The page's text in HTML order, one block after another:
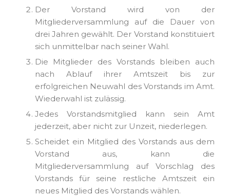
Der Vorstand wird von der
Mitgliederversammlung auf die Dauer von
drei Jahren gewählt. Der Vorstand konstituiert
sich unmittelbar nach seiner Wahl.
Die Mitglieder des Vorstands bleiben auch
nach Ablauf ihrer Amtszeit bis zur
erfolgreichen Neuwahl des Vorstands im Amt.
Wiederwahl ist zulässig.
Jedes Vorstandsmitglied kann sein Amt
jederzeit, aber nicht zur Unzeit, niederlegen.
Scheidet ein Mitglied des Vorstands aus dem
Vorstand aus, kann die
Mitgliederversammlung auf Vorschlag des
Vorstands für seine restliche Amtszeit ein
neues Mitglied des Vorstands wählen.